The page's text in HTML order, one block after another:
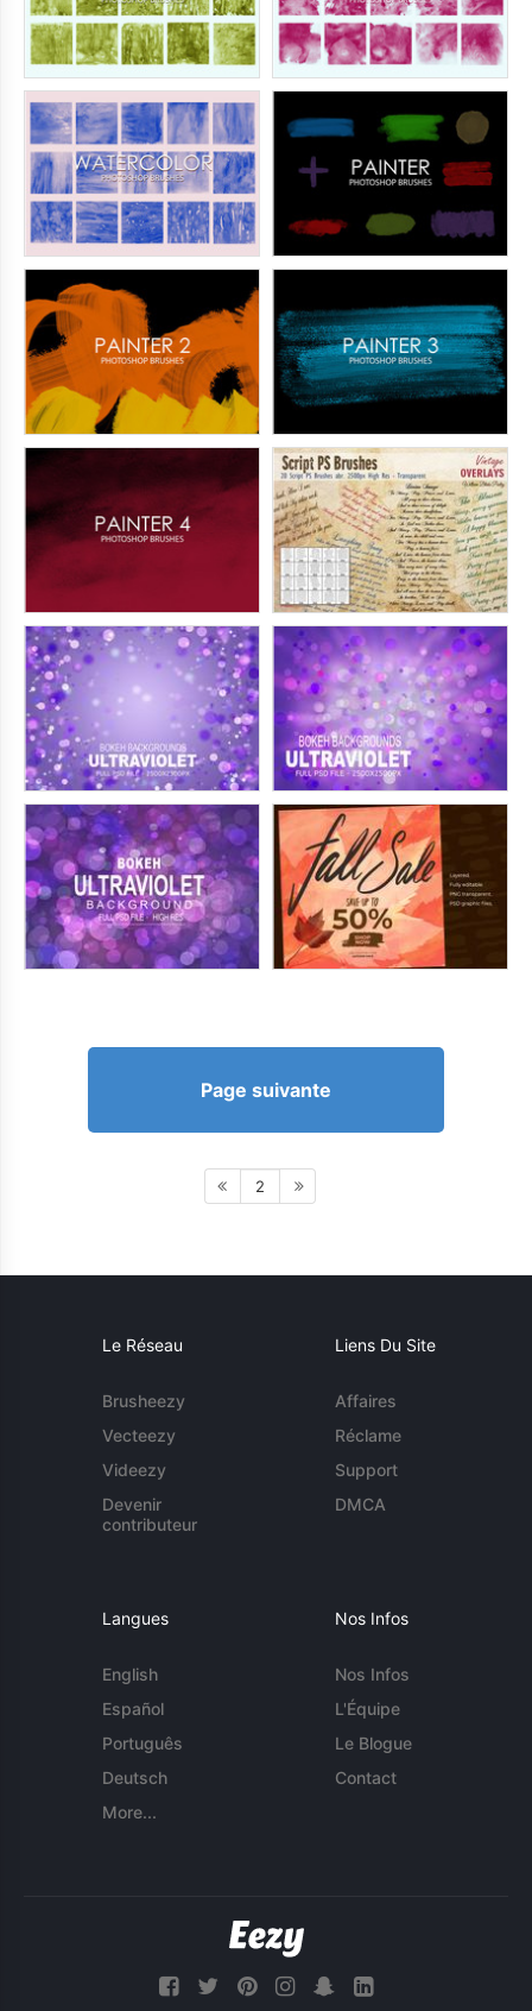
Page suivante
2
Le Réseau
Brusheezy
Vecteezy
Videezy
Devenir
contributeur
Liens Du Site
Affaires
Réclame
Support
DMCA
Langues
English
Español
Português
Deutsch
More...
Nos Infos
Nos Infos
L'Équipe
Le Blogue
Contact